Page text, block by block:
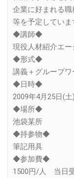
企業に好まれる
等を予定していま
◆講師◆
現役人材紹介エ
◆形式◆
講義＋グループワ
◆日時◆
2009年4月25日(
◆場所◆
池袋某所
◆持参物◆
筆記用具
◆参加費◆
1500円/人 当日受